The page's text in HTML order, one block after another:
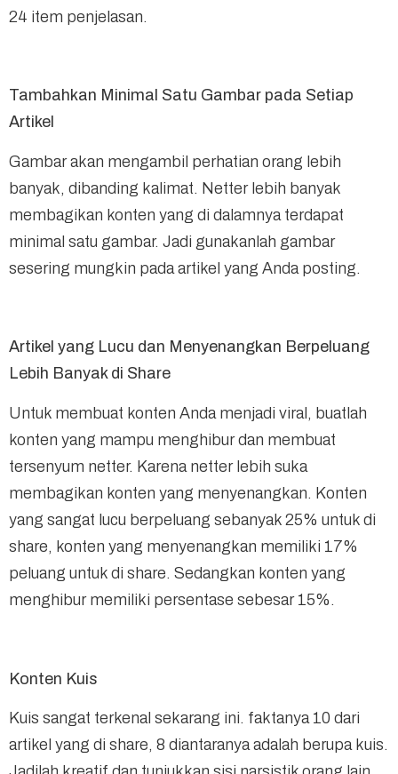
24 item penjelasan.
Tambahkan Minimal Satu Gambar pada Setiap
Artikel
Gambar akan mengambil perhatian orang lebih
banyak, dibanding kalimat. Netter lebih banyak
membagikan konten yang di dalamnya terdapat
minimal satu gambar. Jadi gunakanlah gambar
sesering mungkin pada artikel yang Anda posting.
Artikel yang Lucu dan Menyenangkan Berpeluang
Lebih Banyak di Share
Untuk membuat konten Anda menjadi viral, buatlah
konten yang mampu menghibur dan membuat
tersenyum netter. Karena netter lebih suka
membagikan konten yang menyenangkan. Konten
yang sangat lucu berpeluang sebanyak 25% untuk di
share, konten yang menyenangkan memiliki 17%
peluang untuk di share. Sedangkan konten yang
menghibur memiliki persentase sebesar 15%.
Konten Kuis
Kuis sangat terkenal sekarang ini. faktanya 10 dari
artikel yang di share, 8 diantaranya adalah berupa kuis.